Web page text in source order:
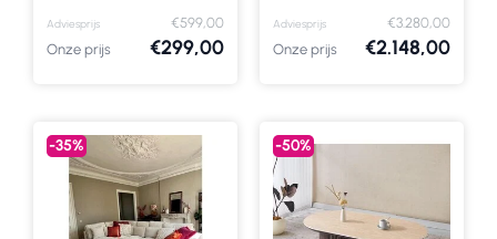
Adviesprijs
€599,00
Onze prijs
€299,00
Adviesprijs
€3.280,00
Onze prijs
€2.148,00
-35% -50%